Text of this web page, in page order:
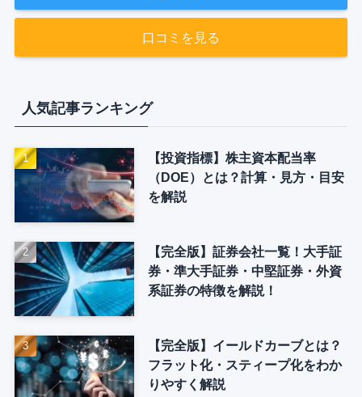
口コミを見る
人気記事ランキング
【投資指標】株主資本配当率
（DOE）とは？計算・見方・目安
を解説
【完全版】証券会社一覧！大手証
券・準大手証券・中堅証券・外資
系証券の特徴を解説！
【完全版】イールドカーブとは？
フラット化・スティープ化をわか
りやすく解説